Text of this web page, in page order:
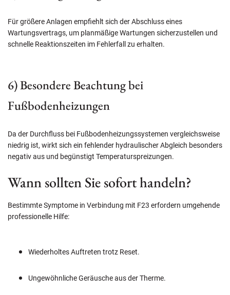
Für größere Anlagen empfiehlt sich der Abschluss eines
Wartungsvertrags, um planmäßige Wartungen sicherzustellen und
schnelle Reaktionszeiten im Fehlerfall zu erhalten.
6) Besondere Beachtung bei
Fußbodenheizungen
Da der Durchfluss bei Fußbodenheizungssystemen vergleichsweise
niedrig ist, wirkt sich ein fehlender hydraulischer Abgleich besonders
negativ aus und begünstigt Temperaturspreizungen.
Wann sollten Sie sofort handeln?
Bestimmte Symptome in Verbindung mit F23 erfordern umgehende
professionelle Hilfe:
Wiederholtes Auftreten trotz Reset.
Ungewöhnliche Geräusche aus der Therme.